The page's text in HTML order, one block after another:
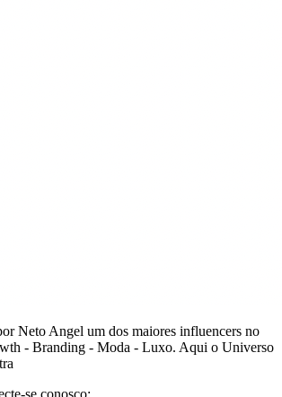
Neto Angel um dos maiores influencers no
- Branding - Moda - Luxo. Aqui o Universo
se conosco: